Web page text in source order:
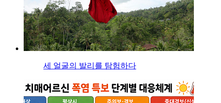
세 얼굴의 발리를 탐험하다